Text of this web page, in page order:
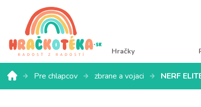
Hračky
Pre chlapcov zbrane a vojaci NERF